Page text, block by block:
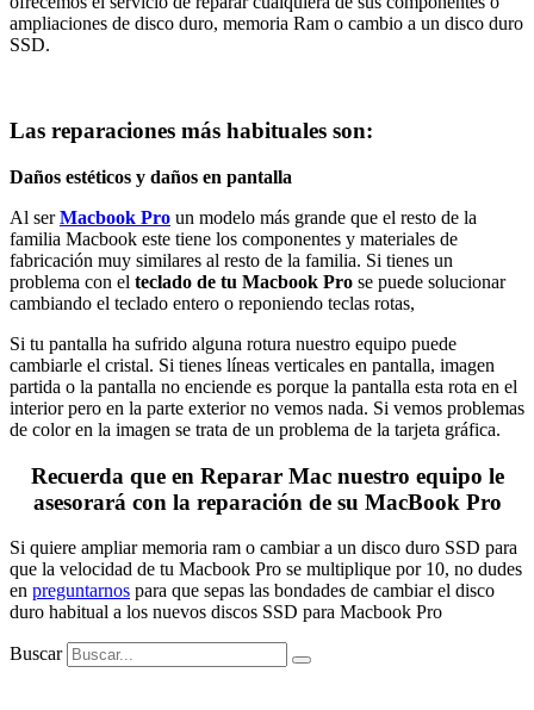
ampliaciones de disco duro, memoria Ram o cambio a un disco duro
SSD.
Las reparaciones más habituales son:
Daños estéticos y daños en pantalla
Al serMacbook Pro un modelo más grande que el resto de la
familia Macbook este tiene los componentes y materiales de
fabricación muy similares al resto de la familia. Si tienes un
problema con el teclado de tu Macbook Pro se puede solucionar
cambiando el teclado entero o reponiendo teclas rotas,
Si tu pantalla ha sufrido alguna rotura nuestro equipo puede
cambiarle el cristal. Si tienes líneas verticales en pantalla, imagen
partida o la pantalla no enciende es porque la pantalla esta rota en el
interior pero en la parte exterior no vemos nada. Si vemos problemas
de color en la imagen se trata de un problema de la tarjeta gráfica.
Recuerda que en Reparar Mac nuestro equipo le
asesorará con la reparación de su MacBook Pro
Si quiere ampliar memoria ram o cambiar a un disco duro SSD para
que la velocidad de tu Macbook Pro se multiplique por 10, no dudes
en preguntarnos para que sepas las bondades de cambiar el disco
duro habitual a los nuevos discos SSD para Macbook Pro
Buscar